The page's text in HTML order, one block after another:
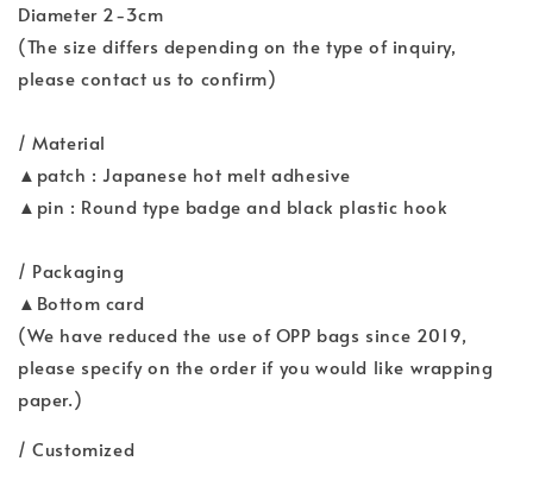
Diameter 2-3cm
(The size differs depending on the type of inquiry,
please contact us to confirm)
/ Material
▲patch : Japanese hot melt adhesive
▲pin : Round type badge and black plastic hook
/ Packaging
▲Bottom card
(We have reduced the use of OPP bags since 2019,
please specify on the order if you would like wrapping
paper.)
/ Customized